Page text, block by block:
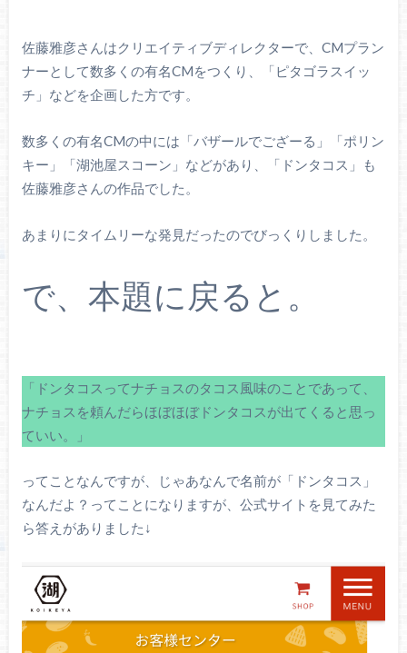
佐藤雅彦さんはクリエイティブディレクターで、CMプラン
ナーとして数多くの有名CMをつくり、「ピタゴラスイッ
チ」などを企画した方です。
数多くの有名CMの中には「バザールでござーる」「ポリン
キー」「湖池屋スコーン」などがあり、「ドンタコス」も
佐藤雅彦さんの作品でした。
あまりにタイムリーな発見だったのでびっくりしました。
で、本題に戻ると。
「ドンタコスってナチョスのタコス風味のことであって、
ナチョスを頼んだらほぼほぼドンタコスが出てくると思っ
ていい。」
ってことなんですが、じゃあなんで名前が「ドンタコス」
なんだよ？ってことになりますが、公式サイトを見てみた
ら答えがありました↓